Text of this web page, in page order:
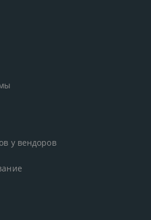
у вендоров